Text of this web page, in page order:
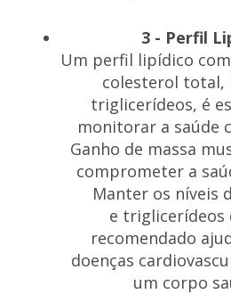
3 - Perfil
Um perfil lipídico
colesterol total,
triglicerídeos, é
monitorar a saúde
Ganho de massa
comprometer a
Manter os níveis
e triglicerídeos
recomendado
doenças
um corpo